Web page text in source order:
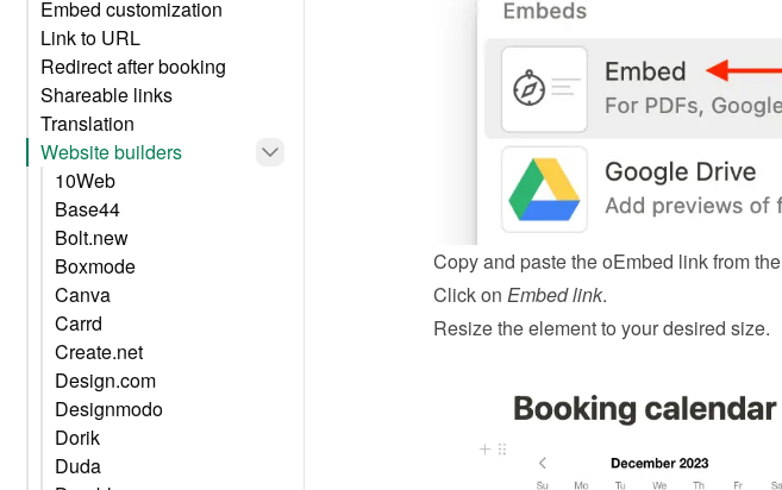
Embed customization
Link to URL
Redirect after booking
Shareable links
Translation
Website builders
10Web
Base44
Bolt.new
Boxmode
Canva
Carrd
Create.net
Design.com
Designmodo
Dorik
Duda
Copy and paste the oEmbed link from the
Click on Embed link.
Resize the element to your desired size.